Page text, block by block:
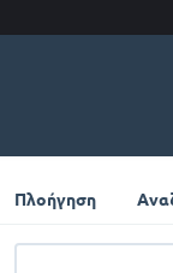
Πλοήγηση